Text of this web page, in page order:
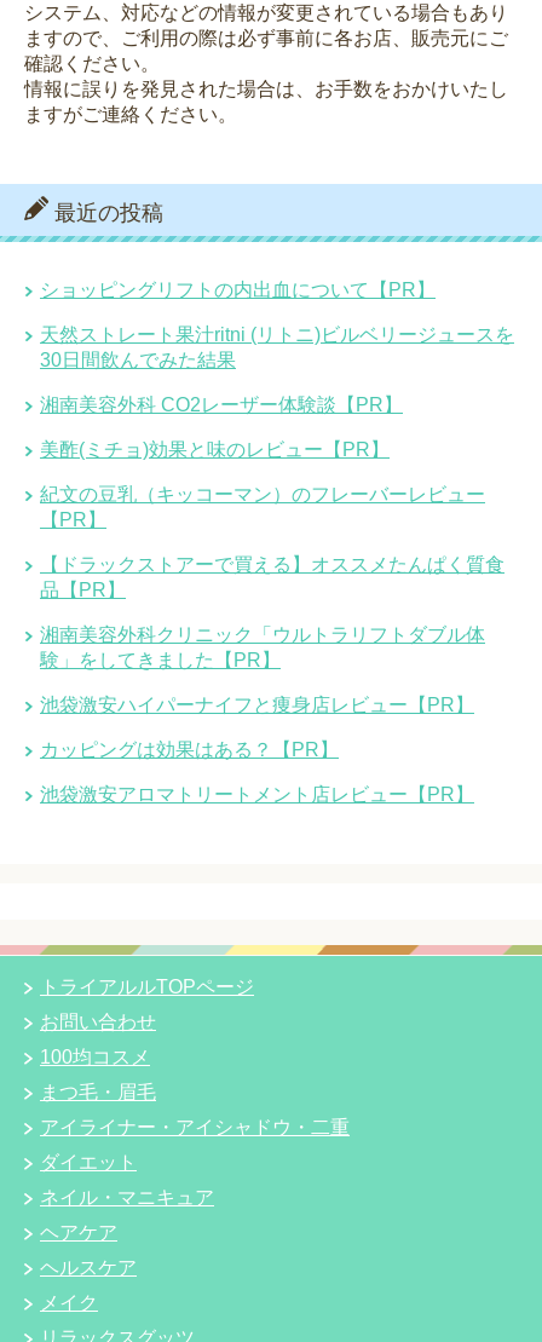
システム、対応などの情報が変更されている場合もあり
ますので、ご利用の際は必ず事前に各お店、販売元にご
確認ください。
情報に誤りを発見された場合は、お手数をおかけいたし
ますがご連絡ください。
最近の投稿
ショッピングリフトの内出血について【PR】
天然ストレート果汁ritni (リトニ)ビルベリージュースを
30日間飲んでみた結果
湘南美容外科 CO2レーザー体験談【PR】
美酢(ミチョ)効果と味のレビュー【PR】
紀文の豆乳（キッコーマン）のフレーバーレビュー
【PR】
【ドラックストアーで買える】オススメたんぱく質食
品【PR】
湘南美容外科クリニック「ウルトラリフトダブル体
験」をしてきました【PR】
池袋激安ハイパーナイフと痩身店レビュー【PR】
カッピングは効果はある？【PR】
池袋激安アロマトリートメント店レビュー【PR】
トライアルルTOPページ
お問い合わせ
100均コスメ
まつ毛・眉毛
アイライナー・アイシャドウ・二重
ダイエット
ネイル・マニキュア
ヘアケア
ヘルスケア
メイク